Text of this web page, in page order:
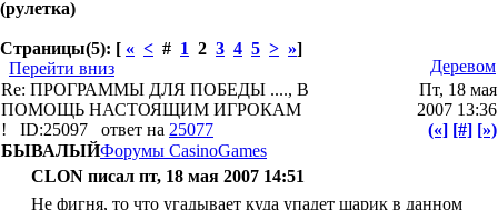
(рулетка)
Страницы(5): [ « < # 1 2 3 4 5 > »]
Перейти вниз
Деревом
Re: ПРОГРАММЫ ДЛЯ ПОБЕДЫ ...., В
ПОМОЩЬ НАСТОЯЩИМ ИГРОКАМ
!
ID:25097 ответ на 25077
Пт, 18 мая
2007 13:36
(«] [#] [»)
БЫВАЛЫЙФорумы CasinoGames
CLON писал пт, 18 мая 2007 14:51
Не фигня, то что угадывает куда упадет шарик в данном